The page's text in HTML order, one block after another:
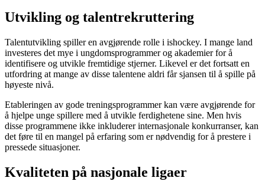
Utvikling og talentrekruttering
Talentutvikling spiller en avgjørende rolle i ishockey. I mange land
investeres det mye i ungdomsprogrammer og akademier for å
identifisere og utvikle fremtidige stjerner. Likevel er det fortsatt en
utfordring at mange av disse talentene aldri får sjansen til å spille på
høyeste nivå.
Etableringen av gode treningsprogrammer kan være avgjørende for
å hjelpe unge spillere med å utvikle ferdighetene sine. Men hvis
disse programmene ikke inkluderer internasjonale konkurranser, kan
det føre til en mangel på erfaring som er nødvendig for å prestere i
pressede situasjoner.
Kvaliteten på nasjonale ligaer